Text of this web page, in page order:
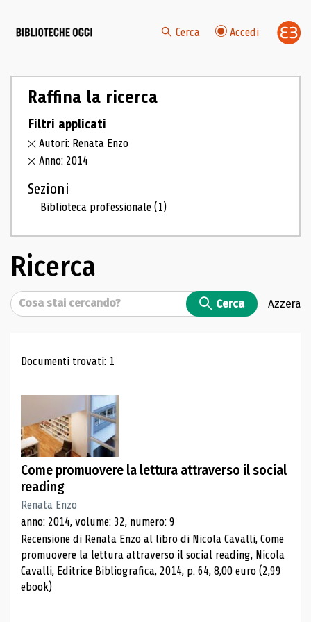
Cerca Accedi
Raffina la ricerca
Filtri applicati
Autori: Renata Enzo
Anno: 2014
Sezioni
Biblioteca professionale(1)
Ricerca
Cerca Cerca Azzera
Risultati di ricerca
Documenti trovati: 1
Come promuovere la lettura attraverso il social
reading
Renata Enzo
anno: 2014, volume: 32, numero: 9
Recensione di Renata Enzo al libro di Nicola Cavalli, Come
promuovere la lettura attraverso il social reading, Nicola
Cavalli, Editrice Bibliografica, 2014, p. 64, 8,00 euro (2,99
ebook)